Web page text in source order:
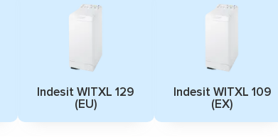
Indesit WITXL 129
(EU)
Indesit WITXL 109
(EX)